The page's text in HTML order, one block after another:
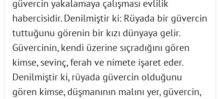
güvercin yakalamaya çalışması evlilik
habercisidir. Denilmiştir ki: Rüyada bir güvercin
tuttuğunu görenin bir kızı dünyaya gelir.
Güvercinin, kendi üzerine sıçradığını gören
kimse, sevinç, ferah ve nimete işaret eder.
Denilmiştir ki, rüyada güvercin olduğunu
gören kimse, düşmanının malını yer, güvercin,